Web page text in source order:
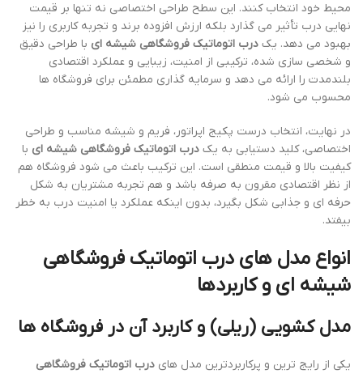
محیط خود انتخاب کنند. این سطح طراحی اختصاصی نه تنها بر قیمت
نهایی درب تأثیر می گذارد بلکه ارزش افزوده برند و تجربه کاربری را نیز
بهبود می دهد. یک درب اتوماتیک فروشگاهی شیشه ای با طراحی دقیق
و شخصی سازی شده، ترکیبی از امنیت، زیبایی و عملکرد اقتصادی
بلندمدت را ارائه می دهد و سرمایه گذاری مطمئن برای فروشگاه ها
محسوب می شود.
در نهایت، انتخاب درست پکیج اپراتور، فریم و شیشه مناسب و طراحی
اختصاصی، کلید دستیابی به یک درب اتوماتیک فروشگاهی شیشه ای با
کیفیت بالا و قیمت منطقی است. این ترکیب باعث می شود فروشگاه هم
از نظر اقتصادی مقرون به صرفه باشد و هم تجربه مشتریان به شکل
حرفه ای و جذابی شکل بگیرد، بدون اینکه عملکرد یا امنیت درب به خطر
بیفتد.
انواع مدل های درب اتوماتیک فروشگاهی
شیشه ای و کاربردها
مدل کشویی (ریلی) و کاربرد آن در فروشگاه ها
یکی از رایج ترین و پرکاربردترین مدل های درب اتوماتیک فروشگاهی